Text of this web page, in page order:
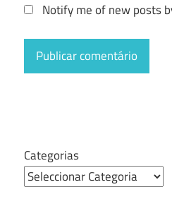
Notify me of new posts
Categorias